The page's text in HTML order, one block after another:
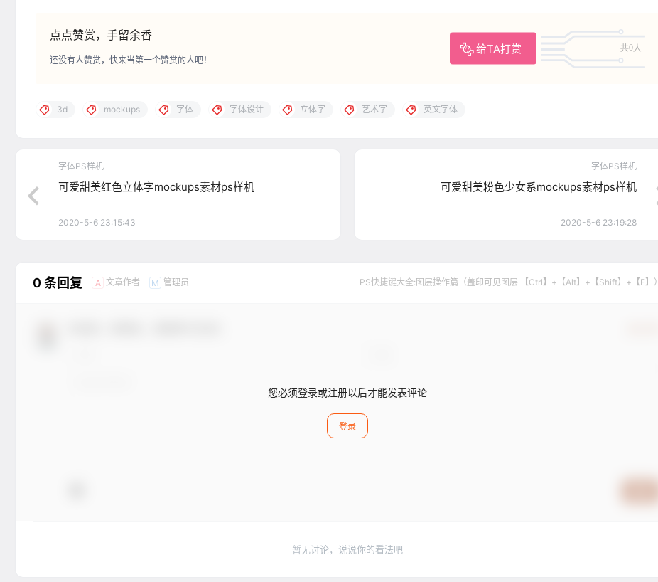
点点赞赏，手留余香
给TA打赏 共0人
还没有人赞赏，快来当第一个赞赏的人吧！
3d mockups 字体 字体设计 立体字 艺术字 英文字体
字体PS样机
可爱甜美红色立体字mockups素材ps样机
2020-5-6 23:15:43
字体PS样机
可爱甜美粉色少女系mockups素材ps样机
2020-5-6 23:19:28
0 条回复 A 文章作者 M 管理员 PS快捷键大全:图层操作篇（盖印可见图层 【Ctrl】+【Alt】+【Shift】+【E】）
您必须登录或注册以后才能发表评论
登录
暂无讨论，说说你的看法吧